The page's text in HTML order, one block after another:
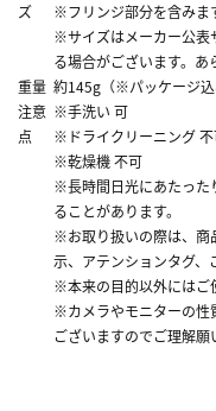
ズ
※フリンジ部分を含みま
※サイズはメーカー公表
る場合がございます。あ
重量 約145g（※パッケージ込
注意
点
※手洗い 可
※ドライクリーニング
※乾燥機 不可
※長時間日光にあたった
ることがあります。
※お取り扱いの際は、商
示、アテンションタグ、
※本来の目的以外にはご
※カメラやモニターの性
ございますのでご理解願